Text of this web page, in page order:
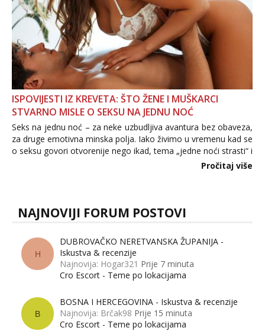
ISPOVIJESTI IZ KREVETA: ŠTO ŽENE I MUŠKARCI
STVARNO MISLE O SEKSU NA JEDNU NOĆ
Seks na jednu noć – za neke uzbudljiva avantura bez obaveza,
za druge emotivna minska polja. Iako živimo u vremenu kad se
o seksu govori otvorenije nego ikad, tema „jedne noći strasti“ i
dalje izaziva burne rasprave. Što zapravo misle žene, a što
Pročitaj više
NAJNOVIJI FORUM POSTOVI
H
DUBROVAČKO NERETVANSKA ŽUPANIJA -
Iskustva & recenzije
Najnovija: Hogar321 Prije 7 minuta
Cro Escort - Teme po lokacijama
B
BOSNA I HERCEGOVINA - Iskustva & recenzije
Najnovija: Brčak98 Prije 15 minuta
Cro Escort - Teme po lokacijama